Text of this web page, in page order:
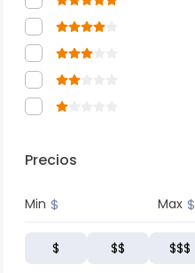
Precios
Min $ Max $
$ $$ $$$